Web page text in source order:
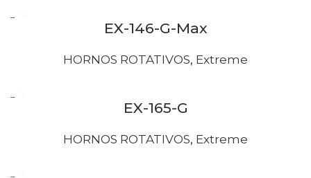
EX-146-G-Max
HORNOS ROTATIVOS, Extreme
EX-165-G
HORNOS ROTATIVOS, Extreme